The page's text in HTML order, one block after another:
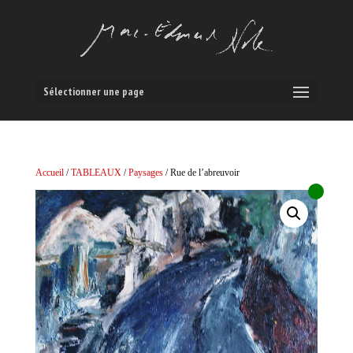
Sélectionner une page
Accueil/TABLEAUX/Paysages/ Rue de l’abreuvoir